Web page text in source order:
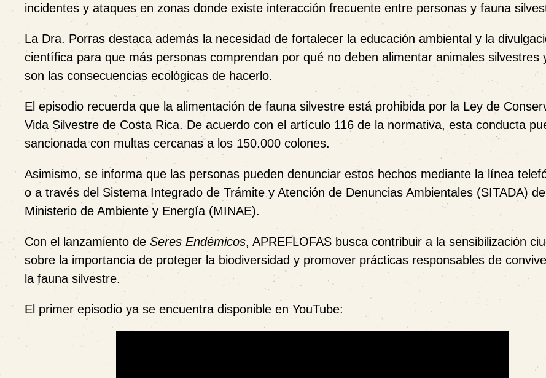
incidentes y ataques en zonas donde existe interacción frecuente entre personas y fauna
La Dra. Porras destaca además la necesidad de fortalecer la educación ambiental y la
científica para que más personas comprendan por qué no deben alimentar animales silvestres
son las consecuencias ecológicas de hacerlo.
El episodio recuerda que la alimentación de fauna silvestre está prohibida por la Ley de
Vida Silvestre de Costa Rica. De acuerdo con el artículo 116 de la normativa, esta conducta
sancionada con multas cercanas a los 150.000 colones.
Asimismo, se informa que las personas pueden denunciar estos hechos mediante la línea
o a través del Sistema Integrado de Trámite y Atención de Denuncias Ambientales (SITADA)
Ministerio de Ambiente y Energía (MINAE).
Con el lanzamiento de Seres Endémicos, APREFLOFAS busca contribuir a la sensibilización
sobre la importancia de proteger la biodiversidad y promover prácticas responsables de
la fauna silvestre.
El primer episodio ya se encuentra disponible en YouTube: